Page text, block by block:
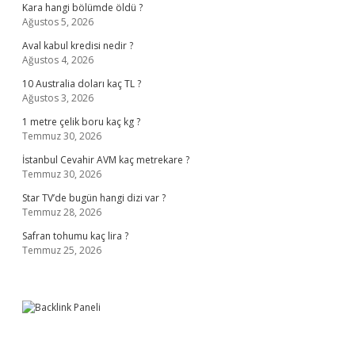
Kara hangi bölümde öldü ?
Ağustos 5, 2026
Aval kabul kredisi nedir ?
Ağustos 4, 2026
10 Australia doları kaç TL ?
Ağustos 3, 2026
1 metre çelik boru kaç kg ?
Temmuz 30, 2026
İstanbul Cevahir AVM kaç metrekare ?
Temmuz 30, 2026
Star TV’de bugün hangi dizi var ?
Temmuz 28, 2026
Safran tohumu kaç lira ?
Temmuz 25, 2026